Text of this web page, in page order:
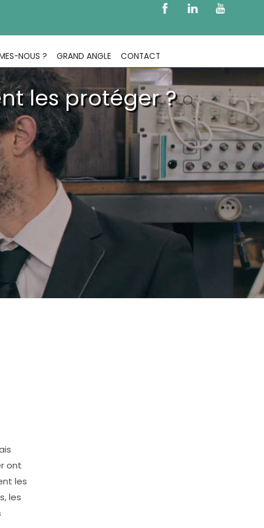
NOUS ? GRAND ANGLE CONTACT
les protéger ?
ont
les
les